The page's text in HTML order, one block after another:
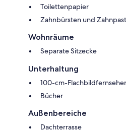
Toilettenpapier
Zahnbürsten und
Wohnräume
Separate Sitzecke
Unterhaltung
100-cm-
Bücher
Außenbereiche
Dachterrasse